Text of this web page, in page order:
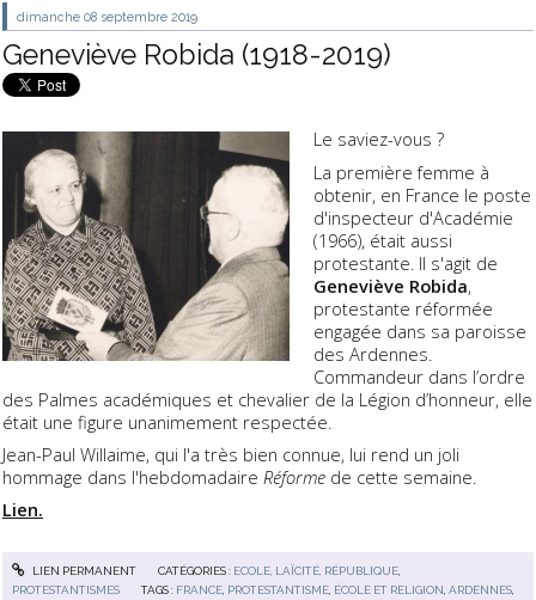
dimanche 08 septembre 2019
Geneviève Robida (1918-2019)
Le saviez-vous ?
La première femme à
obtenir, en France le poste
d'inspecteur d'Académie
(1966), était aussi
protestante. Il s'agit de
Geneviève Robida,
protestante réformée
engagée dans sa paroisse
des Ardennes.
Commandeur dans l’ordre
des Palmes académiques et chevalier de la Légion d’honneur, elle
était une figure unanimement respectée.
Jean-Paul Willaime, qui l'a très bien connue, lui rend un joli
hommage dans l'hebdomadaire Réforme de cette semaine.
Lien.
LIEN PERMANENT CATÉGORIES : ECOLE, LAÏCITÉ, RÉPUBLIQUE,
PROTESTANTISMES
TAGS : FRANCE, PROTESTANTISME, ÉCOLE ET RELIGION,ARDENNES,